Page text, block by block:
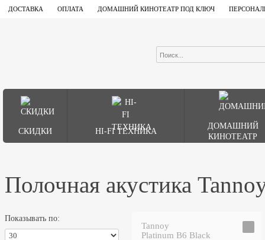
ДОСТАВКА ОПЛАТА ДОМАШНИЙ КИНОТЕАТР ПОД КЛЮЧ
СКИДКИ HI-FI ТЕХНИКА
ДОМАШНИЙ
КИНОТЕАТР
Полочная акустика
Показывать по:
Tannoy
Platinum B6 Black